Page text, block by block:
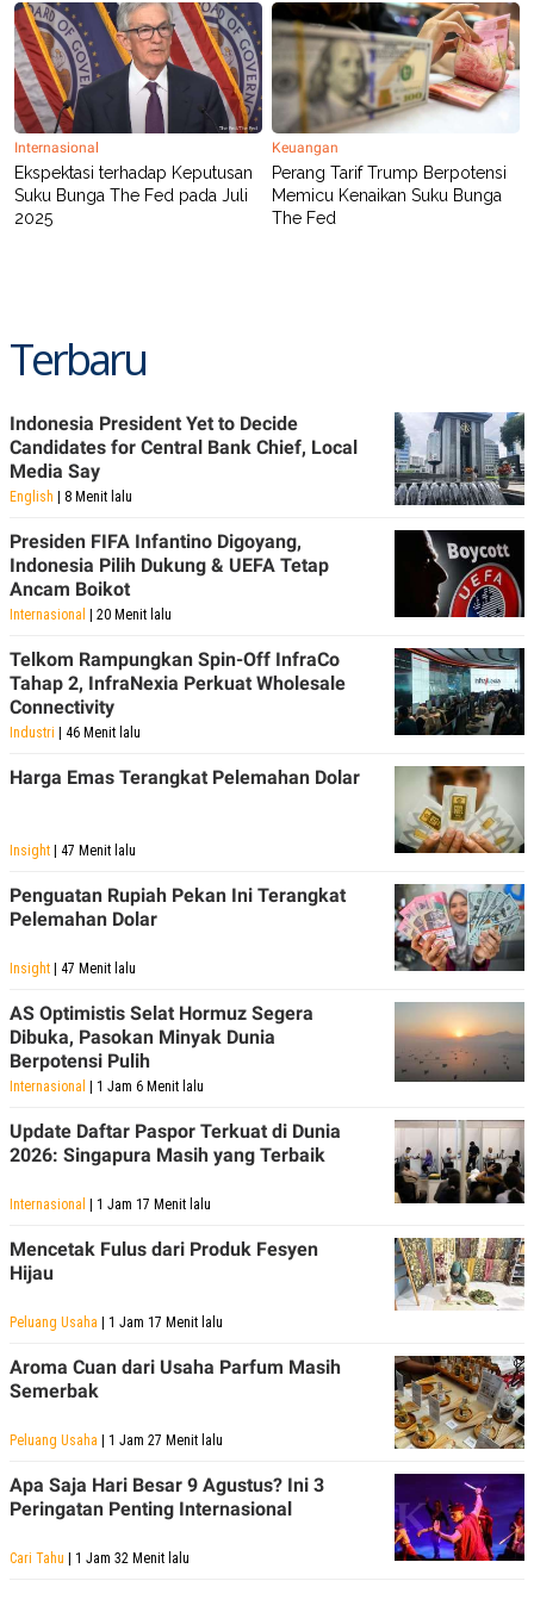
Internasional
Ekspektasi terhadap Keputusan
Suku Bunga The Fed pada Juli
2025
Keuangan
Perang Tarif Trump Berpotensi
Memicu Kenaikan Suku Bunga
The Fed
Terbaru
Indonesia President Yet to Decide
Candidates for Central Bank Chief, Local
Media Say
English | 8 Menit lalu
Presiden FIFA Infantino Digoyang,
Indonesia Pilih Dukung & UEFA Tetap
Ancam Boikot
Internasional | 20 Menit lalu
Telkom Rampungkan Spin-Off InfraCo
Tahap 2, InfraNexia Perkuat Wholesale
Connectivity
Industri | 46 Menit lalu
Harga Emas Terangkat Pelemahan Dolar
Insight | 47 Menit lalu
Penguatan Rupiah Pekan Ini Terangkat
Pelemahan Dolar
Insight | 47 Menit lalu
AS Optimistis Selat Hormuz Segera
Dibuka, Pasokan Minyak Dunia
Berpotensi Pulih
Internasional | 1 Jam 6 Menit lalu
Update Daftar Paspor Terkuat di Dunia
2026: Singapura Masih yang Terbaik
Internasional | 1 Jam 17 Menit lalu
Mencetak Fulus dari Produk Fesyen
Hijau
Peluang Usaha | 1 Jam 17 Menit lalu
Aroma Cuan dari Usaha Parfum Masih
Semerbak
Peluang Usaha | 1 Jam 27 Menit lalu
Apa Saja Hari Besar 9 Agustus? Ini 3
Peringatan Penting Internasional
Cari Tahu | 1 Jam 32 Menit lalu